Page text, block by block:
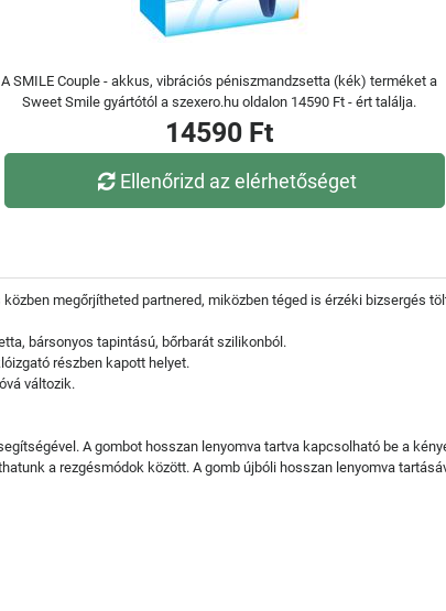
A SMILE Couple - akkus, vibrációs péniszmandzsetta (kék) terméket a
Sweet Smile gyártótól a szexero.hu oldalon 14590 Ft - ért találja.
14590 Ft
Ellenőrizd az elérhetőséget
megőrjítheted partnered, miközben téged is érzéki bizsergés
bársonyos tapintású, bőrbarát szilikonból.
részben kapott helyet.
változik.
A gombot hosszan lenyomva tartva kapcsolható be a
a rezgésmódok között. A gomb újbóli hosszan lenyomva